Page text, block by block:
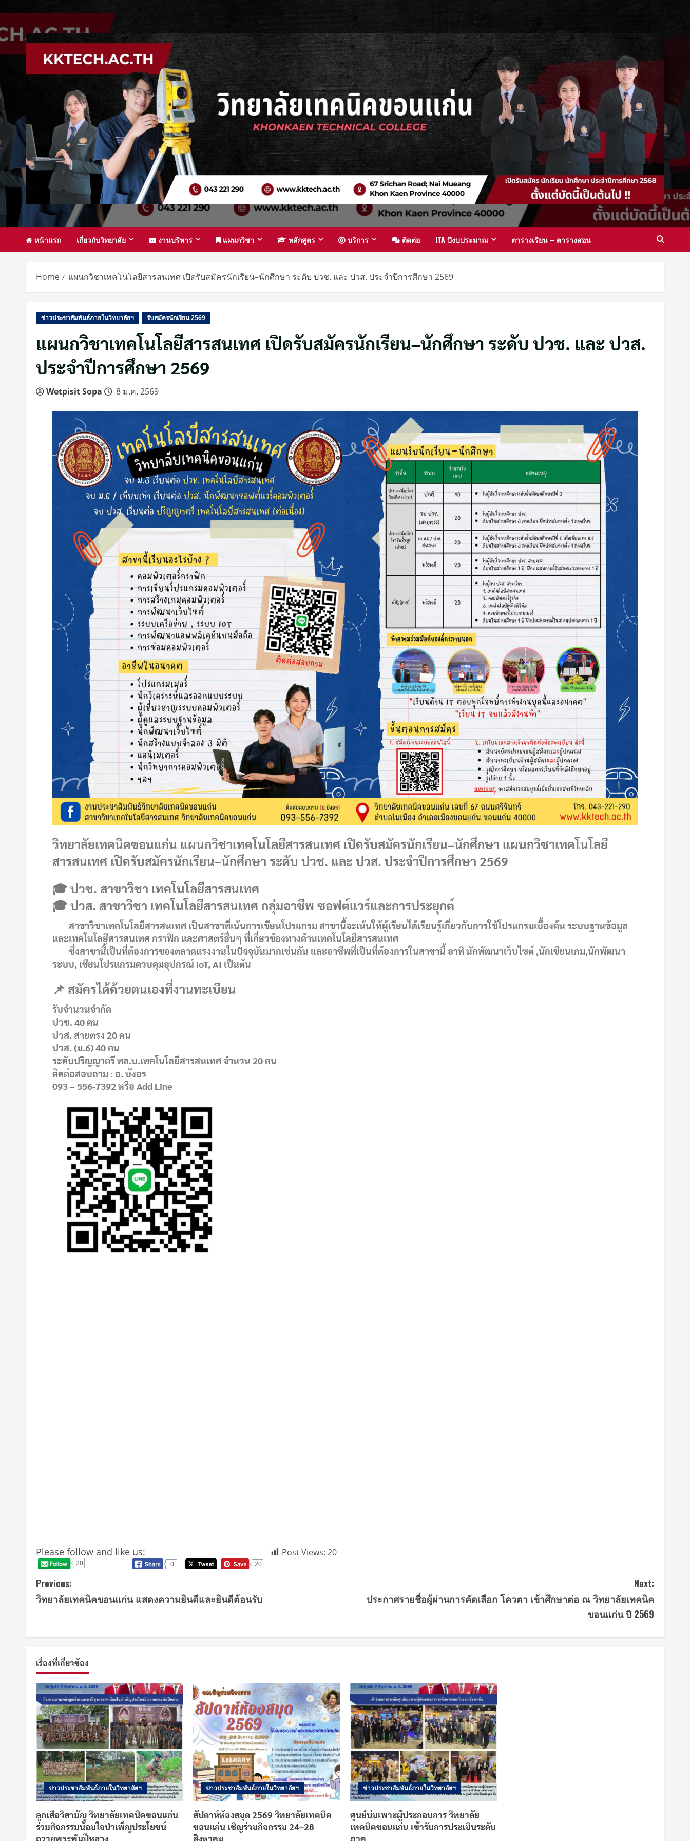
หน้าแรก เกี่ยวกับวิทยาลัย งานบริหาร แผนกวิชา หลักสูตร บริการ ติดต่อ ITA ปีงบประมาณ ตารางเรียน – ตารางสอน
Home แผนกวิชาเทคโนโลยีสารสนเทศ เปิดรับสมัครนักเรียน–นักศึกษา ระดับ ปวช. และ ปวส. ประจำปีการศึกษา 2569
ข่าวประชาสัมพันธ์ภายในวิทยาลัยฯ รับสมัครนักเรียน 2569
แผนกวิชาเทคโนโลยีสารสนเทศ เปิดรับสมัครนักเรียน–นักศึกษา ระดับ ปวช. และ ปวส.
ประจำปีการศึกษา 2569
Wetpisit Sopa 8 ม.ค. 2569
วิทยาลัยเทคนิคขอนแก่น แผนกวิชาเทคโนโลยีสารสนเทศ เปิดรับสมัครนักเรียน–นักศึกษา แผนกวิชาเทคโนโลยี
สารสนเทศ เปิดรับสมัครนักเรียน–นักศึกษา ระดับ ปวช. และ ปวส. ประจำปีการศึกษา 2569
🎓 ปวช. สาขาวิชา เทคโนโลยีสารสนเทศ
🎓 ปวส. สาขาวิชา เทคโนโลยีสารสนเทศ กลุ่มอาชีพ ซอฟต์แวร์และการประยุกต์
สาขาวิชาเทคโนโลยีสารสนเทศ เป็นสาขาที่เน้นการเขียนโปรแกรม สาขานี้จะเน้นให้ผู้เรียนได้เรียนรู้เกี่ยวกับการใช้โปรแกรมเบื้องต้น ระบบฐานข้อมูล
และเทคโนโลยีสารสนเทศ กราฟิก และศาสตร์อื่นๆ ที่เกี่ยวข้องทางด้านเทคโนโลยีสารสนเทศ
ซึ่งสาขานี้เป็นที่ต้องการของตลาดแรงงานในปัจจุบันมากเช่นกัน และอาชีพที่เป็นที่ต้องการในสาขานี้ อาทิ นักพัฒนาเว็บไซต์ ,นักเขียนเกม,นักพัฒนา
ระบบ, เขียนโปรแกรมควบคุมอุปกรณ์ ioT, AI เป็นต้น
📌 สมัครได้ด้วยตนเองที่งานทะเบียน
รับจำนวนจำกัด
ปวช. 40 คน
ปวส. สายตรง 20 คน
ปวส. (ม.6) 40 คน
ระดับปริญญาตรี ทล.บ.เทคโนโลยีสารสนเทศ จำนวน 20 คน
ติดต่อสอบถาม : อ. บังอร
093 – 556-7392 หรือ Add Line
Please follow and like us:
20 0 20
Post Views: 20
Previous:
วิทยาลัยเทคนิคขอนแก่น แสดงความยินดีและยินดีต้อนรับ
Next:
ประกาศรายชื่อผู้ผ่านการคัดเลือก โควตา เข้าศึกษาต่อ ณ วิทยาลัยเทคนิค
ขอนแก่น ปี 2569
เรื่องที่เกี่ยวข้อง
ข่าวประชาสัมพันธ์ภายในวิทยาลัยฯ
ลูกเสือวิสามัญ วิทยาลัยเทคนิคขอนแก่น
ร่วมกิจกรรมน้อมใจบำเพ็ญประโยชน์
ถวายพระพันปีหลวง
ข่าวประชาสัมพันธ์ภายในวิทยาลัยฯ
สัปดาห์ห้องสมุด 2569 วิทยาลัยเทคนิค
ขอนแก่น เชิญร่วมกิจกรรม 24–28
สิงหาคม
ข่าวประชาสัมพันธ์ภายในวิทยาลัยฯ
ศูนย์บ่มเพาะผู้ประกอบการ วิทยาลัย
เทคนิคขอนแก่น เข้ารับการประเมินระดับ
ภาค